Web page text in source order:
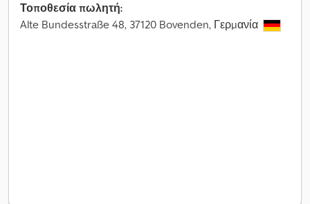
Τοποθεσία πωλητή:
Alte Bundesstraße 48, 37120 Bovenden, Γερμανία